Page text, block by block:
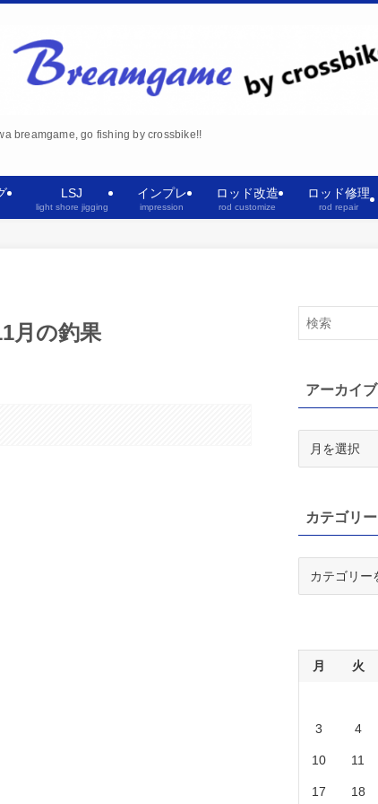
breamgame, go fishing by crossbike!!
LSJ
light shore jigging
インプレ
impression
ロッド改造
rod customize
ロッド修理
rod repair
月の釣果
アーカイブ
ブカテゴリー
月 火
3 4
10 11
17 18